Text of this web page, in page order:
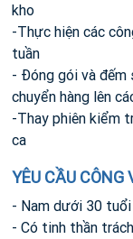
kho
-Thực hiện các
tuần
- Đóng gói và đếm
chuyển hàng lên
-Thay phiên kiểm
ca
YÊU CẦU CÔNG
- Nam dưới 30 tuổi
- Có tinh thần